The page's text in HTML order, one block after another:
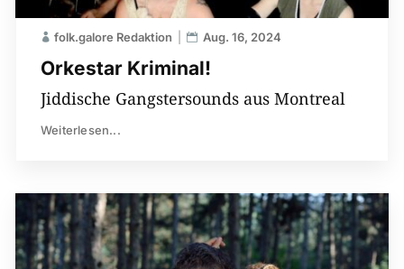
Orkestar Kriminal!
folk.galore Redaktion Aug. 16, 2024
Jiddische Gangstersounds aus Montreal
Weiterlesen...